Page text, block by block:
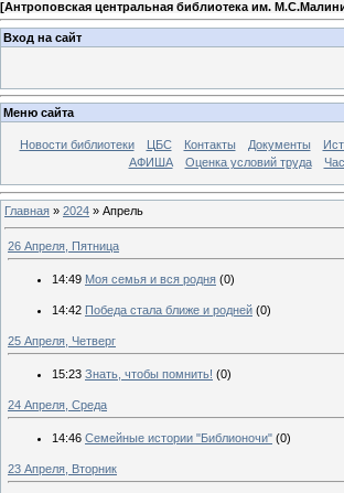
[Антроповская центральная библиотека им.
Вход на сайт
Меню сайта
Новости библиотеки ЦБС Контакты Документы
АФИША
Оценка условий труда
Главная » 2024 » Апрель
26 Апреля, Пятница
14:49 Моя семья и вся родня (0)
14:42 Победа стала ближе и родней (0)
25 Апреля, Четверг
15:23 Знать, чтобы помнить! (0)
24 Апреля, Среда
14:46 Семейные истории "Библионочи" (0)
23 Апреля, Вторник